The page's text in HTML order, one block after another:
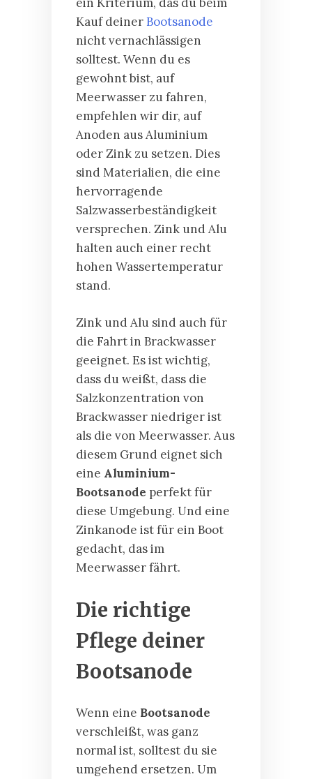
Kauf deiner Bootsanode
nicht vernachlässigen
solltest. Wenn du es
gewohnt bist, auf
Meerwasser zu fahren,
empfehlen wir dir, auf
Anoden aus Aluminium
oder Zink zu setzen. Dies
sind Materialien, die eine
hervorragende
Salzwasserbeständigkeit
versprechen. Zink und Alu
halten auch einer recht
hohen Wassertemperatur
stand.
Zink und Alu sind auch für
die Fahrt in Brackwasser
geeignet. Es ist wichtig,
dass du weißt, dass die
Salzkonzentration von
Brackwasser niedriger ist
als die von Meerwasser. Aus
diesem Grund eignet sich
eine Aluminium-
Bootsanode perfekt für
diese Umgebung. Und eine
Zinkanode ist für ein Boot
gedacht, das im
Meerwasser fährt.
Die richtige
Pflege deiner
Bootsanode
Wenn eine Bootsanode
verschleißt, was ganz
normal ist, solltest du sie
umgehend ersetzen. Um